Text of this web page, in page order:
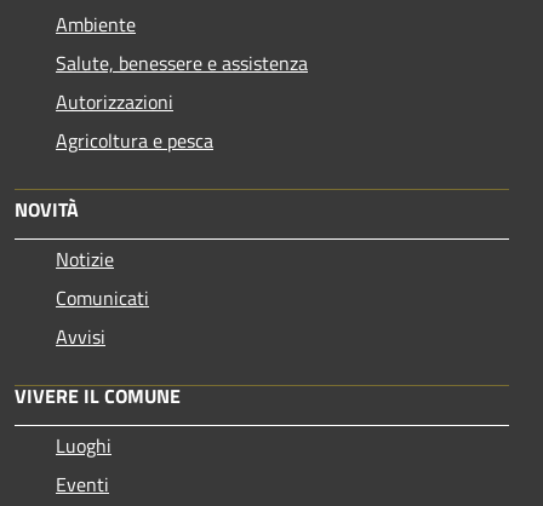
Ambiente
Salute, benessere e assistenza
Autorizzazioni
Agricoltura e pesca
NOVITÀ
Notizie
Comunicati
Avvisi
VIVERE IL COMUNE
Luoghi
Eventi